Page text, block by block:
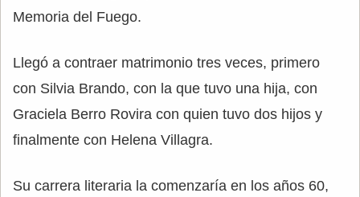
Memoria del Fuego.
Llegó a contraer matrimonio tres veces, primero
con Silvia Brando, con la que tuvo una hija, con
Graciela Berro Rovira con quien tuvo dos hijos y
finalmente con Helena Villagra.
Su carrera literaria la comenzaría en los años 60,